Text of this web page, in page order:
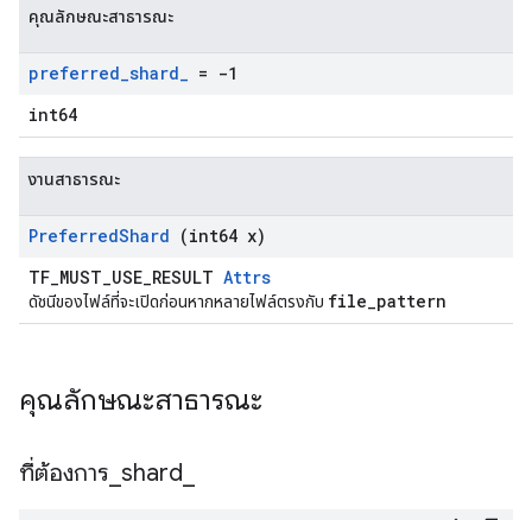
คุณลักษณะสาธารณะ
preferred_shard_ = -1
int64
งานสาธารณะ
PreferredShard (int64 x)
TF_MUST_USE_RESULT Attrs
ดัชนีของไฟล์ที่จะเปิดก่อนหากหลายไฟล์ตรงกับ file_pattern
คุณลักษณะสาธารณะ
ที่ต้องการ shard